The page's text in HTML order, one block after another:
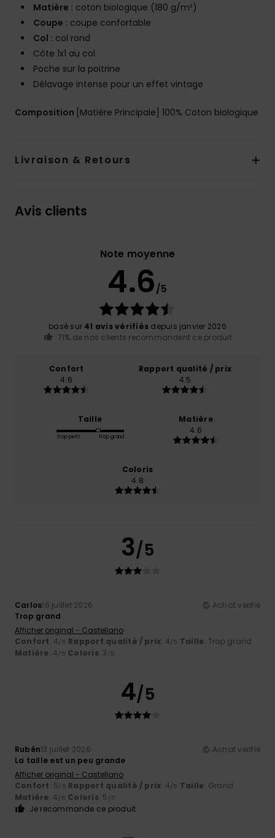
Matière : coton biologique (180 g/m²)
Coupe : coupe confortable
Col : col rond
Côte 1x1 au col
Poche sur la poitrine
Délavage intense pour un effet vintage
Composition [Matière Principale] 100% Coton biologique
Livraison & Retours
Avis clients
Note moyenne
4.6/5
basé sur 41 avis vérifiés depuis janvier 2026
71% de nos clients recommandent ce produit
Confort
4.6
Rapport qualité / prix
4.5
Taille
Trop petit Trop grand
Matière
4.6
Coloris
4.8
3/5
Carlos16 juillet 2026
Achat vérifié
Trop grand
Afficher original - Castellano
Confort: 4/5 Rapport qualité / prix: 4/5 Taille: Trop grand
Matière: 4/5 Coloris: 3 /5
4/5
Rubén13 juillet 2026
Achat vérifié
La taille est un peu grande
Afficher original - Castellano
Confort: 5/5 Rapport qualité / prix: 4/5 Taille: Grand
Matière: 4/5 Coloris: 5 /5
Je recommande ce produit